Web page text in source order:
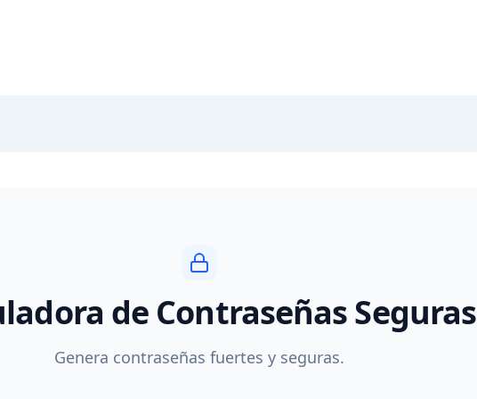
de Contraseñas Seguras
Genera contraseñas fuertes y seguras.